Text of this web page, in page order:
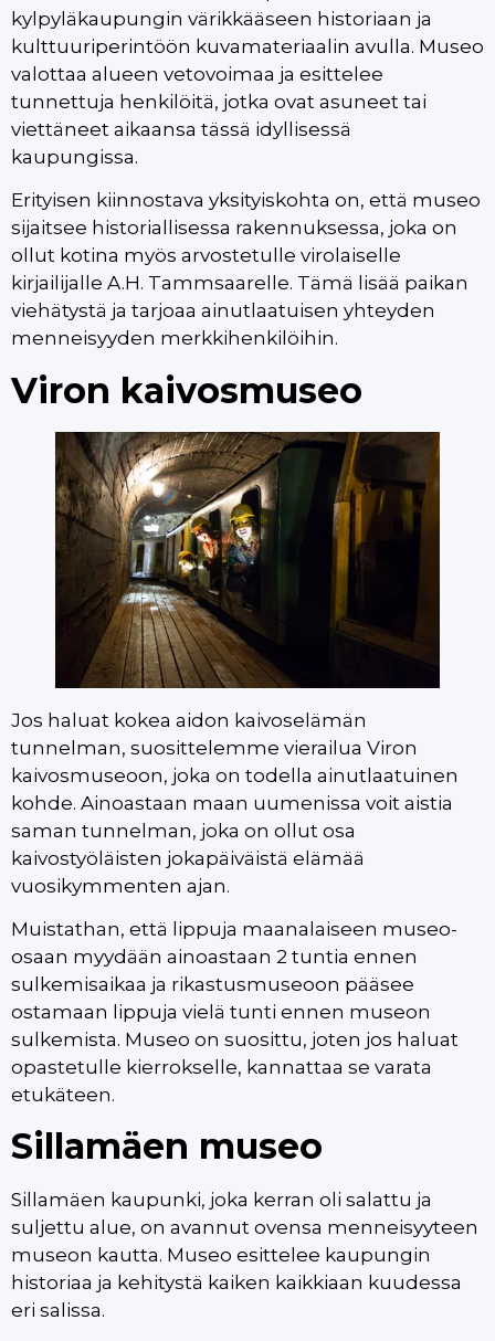
kylpyläkaupungin värikkääseen historiaan ja
kulttuuriperintöön kuvamateriaalin avulla. Museo
valottaa alueen vetovoimaa ja esittelee
tunnettuja henkilöitä, jotka ovat asuneet tai
viettäneet aikaansa tässä idyllisessä
kaupungissa.
Erityisen kiinnostava yksityiskohta on, että museo
sijaitsee historiallisessa rakennuksessa, joka on
ollut kotina myös arvostetulle virolaiselle
kirjailijalle A.H. Tammsaarelle. Tämä lisää paikan
viehätystä ja tarjoaa ainutlaatuisen yhteyden
menneisyyden merkkihenkilöihin.
Viron kaivosmuseo
Jos haluat kokea aidon kaivoselämän
tunnelman, suosittelemme vierailua Viron
kaivosmuseoon, joka on todella ainutlaatuinen
kohde. Ainoastaan maan uumenissa voit aistia
saman tunnelman, joka on ollut osa
kaivostyöläisten jokapäiväistä elämää
vuosikymmenten ajan.
Muistathan, että lippuja maanalaiseen museo-
osaan myydään ainoastaan 2 tuntia ennen
sulkemisaikaa ja rikastusmuseoon pääsee
ostamaan lippuja vielä tunti ennen museon
sulkemista. Museo on suosittu, joten jos haluat
opastetulle kierrokselle, kannattaa se varata
etukäteen.
Sillamäen museo
Sillamäen kaupunki, joka kerran oli salattu ja
suljettu alue, on avannut ovensa menneisyyteen
museon kautta. Museo esittelee kaupungin
historiaa ja kehitystä kaiken kaikkiaan kuudessa
eri salissa.